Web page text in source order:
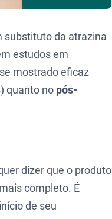
substituto da atrazina
estudos em
mostrado eficaz
quanto no pós-
dizer que o produto
completo. É
de seu